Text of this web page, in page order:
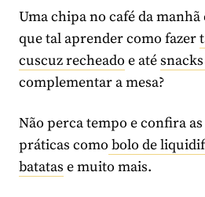
Uma chipa no café da manhã
que tal aprender como fazer
cuscuz recheado e até
complementar a mesa?
Não perca tempo e confira
práticas como bolo de
batatas e muito mais.